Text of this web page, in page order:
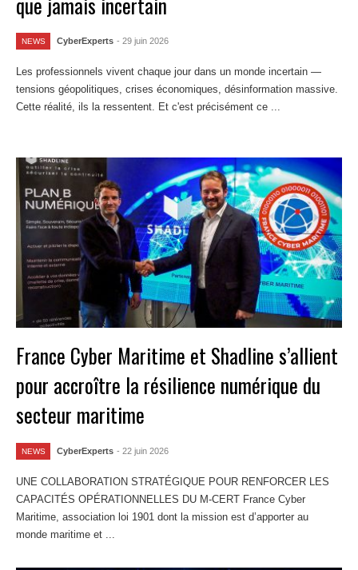
NEWS CyberExperts - 29 juin 2026
Les professionnels vivent chaque jour dans un monde incertain —
tensions géopolitiques, crises économiques, désinformation massive.
Cette réalité, ils la ressentent. Et c'est précisément ce ...
France Cyber Maritime et Shadline s’allient
pour accroître la résilience numérique du
secteur maritime
NEWS CyberExperts - 22 juin 2026
UNE COLLABORATION STRATÉGIQUE POUR RENFORCER LES
CAPACITÉS OPÉRATIONNELLES DU M-CERT France Cyber
Maritime, association loi 1901 dont la mission est d’apporter au
monde maritime et ...